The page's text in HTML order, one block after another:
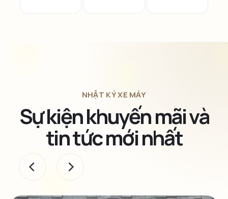
NHẬT KÝ XE MÁY
Sự kiện khuyến mãi và
tin tức mới nhất